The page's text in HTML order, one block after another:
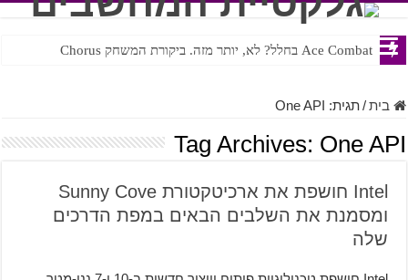
Ace Combat בחלל? לא, יותר מזה. ביקורת המשחק Chorus
Steven Universe והשירים שתורגמו בצורה נוראית לעברית
בית/תגית: One API
Tag Archives: One API
Intel חושפת את ארכיטקטורת Sunny Cove
ומסמנת את השלבים הבאים במפת הדרכים
שלה